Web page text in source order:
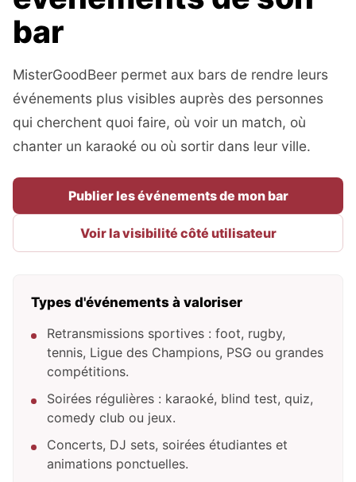
bar
MisterGoodBeer permet aux bars de rendre leurs
événements plus visibles auprès des personnes
qui cherchent quoi faire, où voir un match, où
chanter un karaoké ou où sortir dans leur ville.
Publier les événements de mon bar
Voir la visibilité côté utilisateur
Types d'événements à valoriser
Retransmissions sportives : foot, rugby,
tennis, Ligue des Champions, PSG ou grandes
compétitions.
Soirées régulières : karaoké, blind test, quiz,
comedy club ou jeux.
Concerts, DJ sets, soirées étudiantes et
animations ponctuelles.